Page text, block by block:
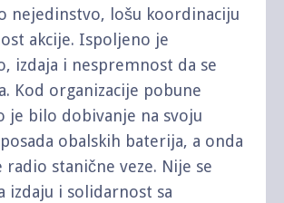
nejedinstvo, lošu koordinaciju
akcije. Ispoljeno je
izdaja i nespremnost da se
Kod organizacije pobune
je bilo dobivanje na svoju
obalskih baterija, a onda
stanične veze. Nije se
izdaju i solidarnost sa